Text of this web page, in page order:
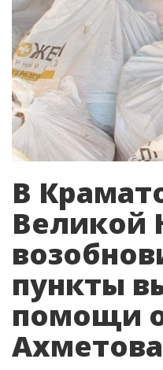
В
Великой
пункты
помощи
Ахметова